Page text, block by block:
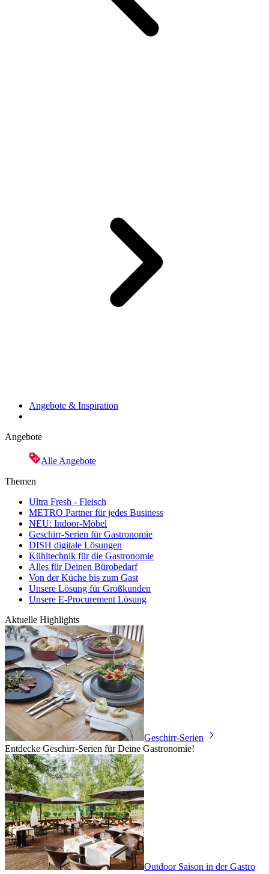
Angebote & Inspiration
Angebote
Alle Angebote
Themen
Ultra Fresh - Fleisch
METRO Partner für jedes Business
NEU: Indoor-Möbel
Geschirr-Serien für Gastronomie
DISH digitale Lösungen
Kühltechnik für die Gastronomie
Alles für Deinen Bürobedarf
Von der Küche bis zum Gast
Unsere Lösung für Großkunden
Unsere E-Procurement Lösung
Aktuelle Highlights
Geschirr-Serien
Entdecke Geschirr-Serien für Deine Gastronomie!
Outdoor Saison in der Gastro